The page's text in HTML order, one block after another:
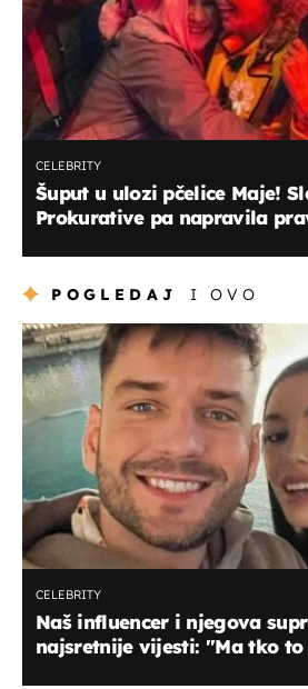
CELEBRITY
Šuput u ulozi pčelice Maje!
Prokurative pa napravila
POGLEDAJ I OVO
CELEBRITY
Naš influencer i njegova
najsretnije vijesti: ''Ma tko to